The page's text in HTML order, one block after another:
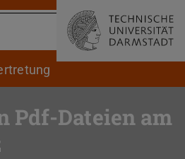
Pdf-Dateien am